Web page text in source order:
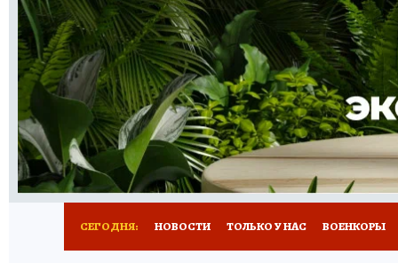
КНИЖНАЯ ПОЛКА ПРОГНОЗЫ НА СПОРТ
ПРЕСС-ЦЕНТР НЕДВИЖИМОСТЬ
РАДИО КП РЕКЛАМА ТЕСТЫ НОВОЕ
СЕГОДНЯ: НОВОСТИ ТОЛЬКО У НАС ВОЕНКОРЫ